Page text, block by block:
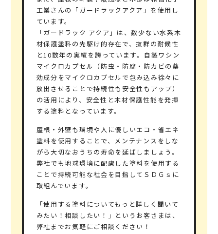
工業さんの「ガードラックアクア」を使用し
ています。
「ガードラック アクア」は、数少ない水系木
材保護塗料の先駆け的存在で、抜群の耐候性
と10数年の実績を誇っています。自製ワシン
マイクロカプセル（防虫・防腐・防カビの薬
効成分をマイクロカプセルで包み込み徐々に
放出させることで持続性も安全性もアップ）
の活用により、安全性と木材保護性能を発揮
する塗料となっています。
屋根・外壁も環境や人に優しいエコ・省エネ
塗料を使用することで、メンテナンスをしな
がら大切なおうちの寿命を延ばしましょう。
弊社でも地球環境に配慮した塗料を使用する
ことで持続可能な社会を目指してＳＤＧｓに
取組んでいます。
「使用する塗料についてもっと詳しく聞いて
みたい！相談したい！」というお客さまは、
弊社までお気軽にご相談ください！